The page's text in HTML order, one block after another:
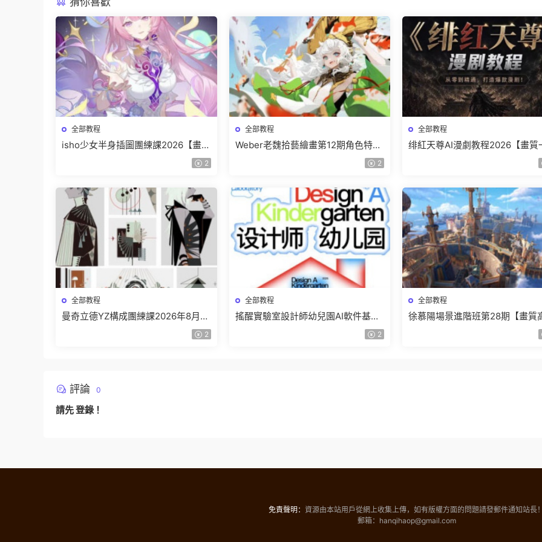
全部教程
isho少女半身插圖團練課2026【畫質
2
全部教程
Weber老魏拾藝繪畫第12期角色特訓
2
全部教程
绯紅天尊AI漫劇教程2026【畫質
全部教程
曼奇立德YZ構成團練課2026年8月已
2
全部教程
搖醒實驗室設計師幼兒園AI軟件基礎
2
全部教程
徐慕陽場景進階班第28期【畫質
評論 0
請先登錄 ！
免責聲明： 資源由本站用戶從網上收集上傳，如有版權方面的問題請發郵件通知站長
郵箱：hanqihaop@gmail.com